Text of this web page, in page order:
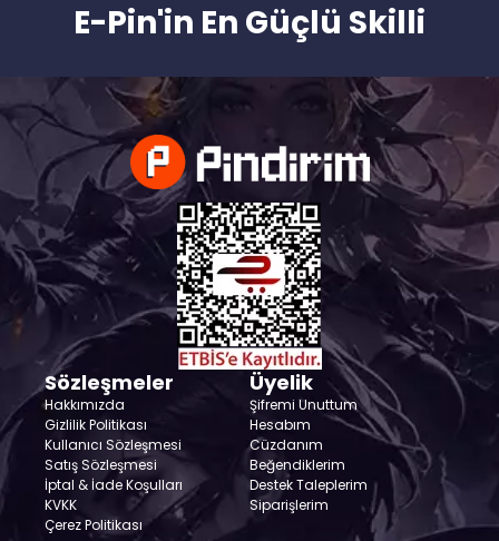
E-Pin'in En Güçlü Skilli
Sözleşmeler
Hakkımızda
Gizlilik Politikası
Kullanıcı Sözleşmesi
Satış Sözleşmesi
İptal & İade Koşulları
KVKK
Çerez Politikası
Üyelik
Şifremi Unuttum
Hesabım
Cüzdanım
Beğendiklerim
Destek Taleplerim
Siparişlerim